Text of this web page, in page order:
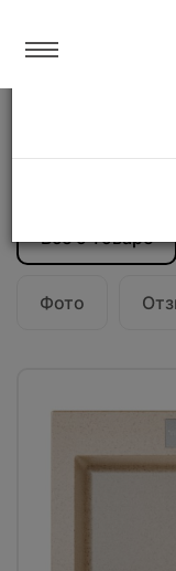
Мойки и
Кухонная
Все о товаре
Фото
Язык